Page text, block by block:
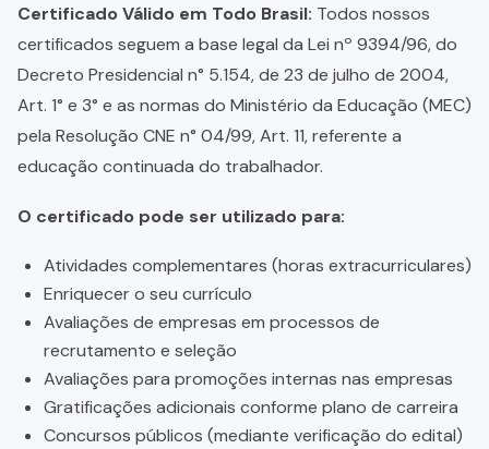
Certificado Válido em Todo Brasil: Todos nossos
certificados seguem a base legal da Lei nº 9394/96, do
Decreto Presidencial n° 5.154, de 23 de julho de 2004,
Art. 1° e 3° e as normas do Ministério da Educação (MEC)
pela Resolução CNE n° 04/99, Art. 11, referente a
educação continuada do trabalhador.
O certificado pode ser utilizado para:
Atividades complementares (horas extracurriculares)
Enriquecer o seu currículo
Avaliações de empresas em processos de
recrutamento e seleção
Avaliações para promoções internas nas empresas
Gratificações adicionais conforme plano de carreira
Concursos públicos (mediante verificação do edital)